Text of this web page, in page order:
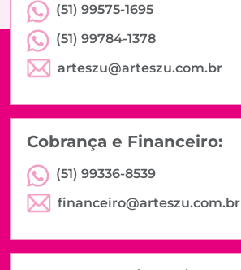
(51) 99575-1695
(51) 99784-1378
arteszu@arteszu.com.br
Cobrança e Financeiro:
(51) 99336-8539
financeiro@arteszu.com.br